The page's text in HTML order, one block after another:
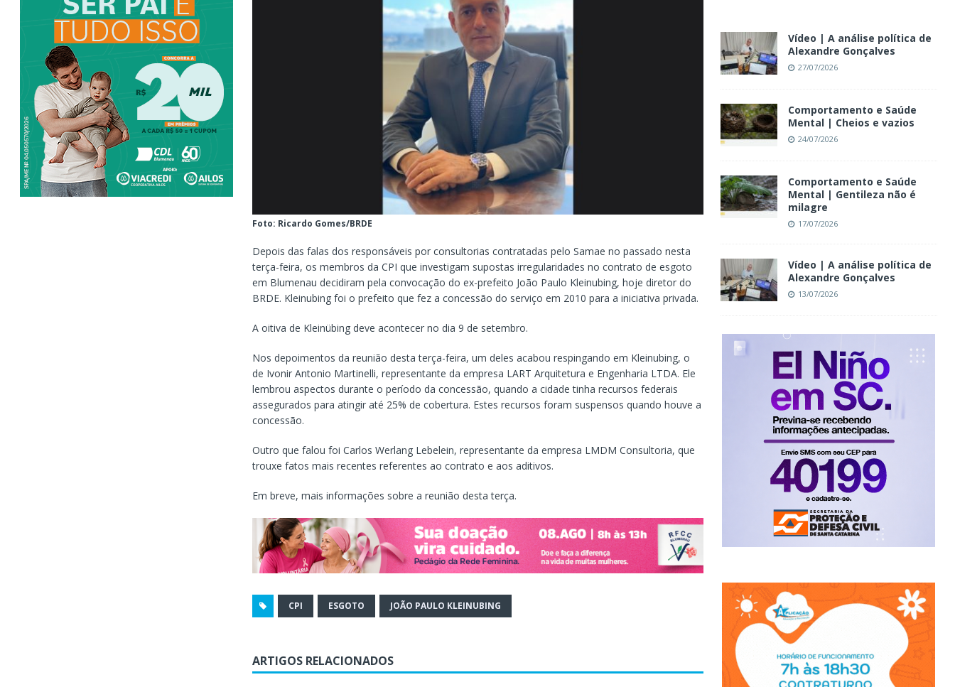
Foto: Ricardo Gomes/BRDE
Depois das falas dos responsáveis por consultorias contratadas pelo Samae no passado nesta
terça-feira, os membros da CPI que investigam supostas irregularidades no contrato de esgoto
em Blumenau decidiram pela convocação do ex-prefeito João Paulo Kleinubing, hoje diretor do
BRDE. Kleinubing foi o prefeito que fez a concessão do serviço em 2010 para a iniciativa privada.
A oitiva de Kleinübing deve acontecer no dia 9 de setembro.
Nos depoimentos da reunião desta terça-feira, um deles acabou respingando em Kleinubing, o
de Ivonir Antonio Martinelli, representante da empresa LART Arquitetura e Engenharia LTDA. Ele
lembrou aspectos durante o período da concessão, quando a cidade tinha recursos federais
assegurados para atingir até 25% de cobertura. Estes recursos foram suspensos quando houve a
concessão.
Outro que falou foi Carlos Werlang Lebelein, representante da empresa LMDM Consultoria, que
trouxe fatos mais recentes referentes ao contrato e aos aditivos.
Em breve, mais informações sobre a reunião desta terça.
CPI ESGOTO JOÃO PAULO KLEINUBING
ARTIGOS RELACIONADOS
Vídeo | A análise política de
Alexandre Gonçalves
27/07/2026
Comportamento e Saúde
Mental | Cheios e vazios
24/07/2026
Comportamento e Saúde
Mental | Gentileza não é
milagre
17/07/2026
Vídeo | A análise política de
Alexandre Gonçalves
13/07/2026